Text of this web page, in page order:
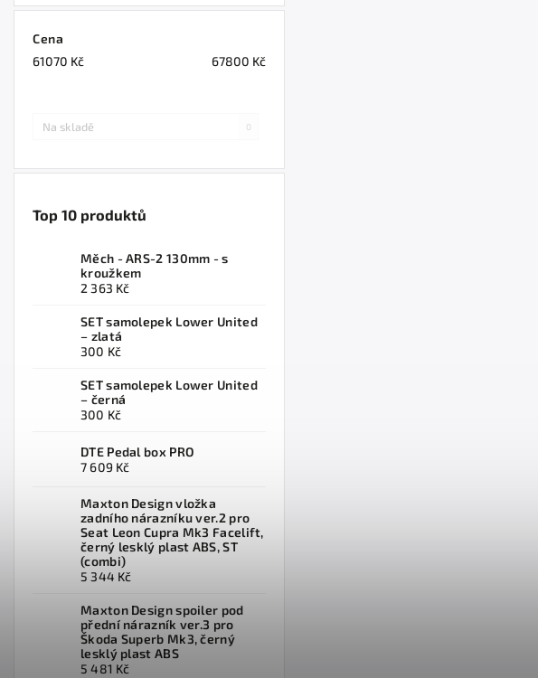
Cena
61070 Kč 67800 Kč
Na skladě 0
Top 10 produktů
Měch - ARS-2 130mm - s
kroužkem
2 363 Kč
SET samolepek Lower United
– zlatá
300 Kč
SET samolepek Lower United
– černá
300 Kč
DTE Pedal box PRO
7 609 Kč
Maxton Design vložka
zadního nárazníku ver.2 pro
Seat Leon Cupra Mk3 Facelift,
černý lesklý plast ABS, ST
(combi)
5 344 Kč
Maxton Design spoiler pod
přední nárazník ver.3 pro
Škoda Superb Mk3, černý
lesklý plast ABS
5 481 Kč